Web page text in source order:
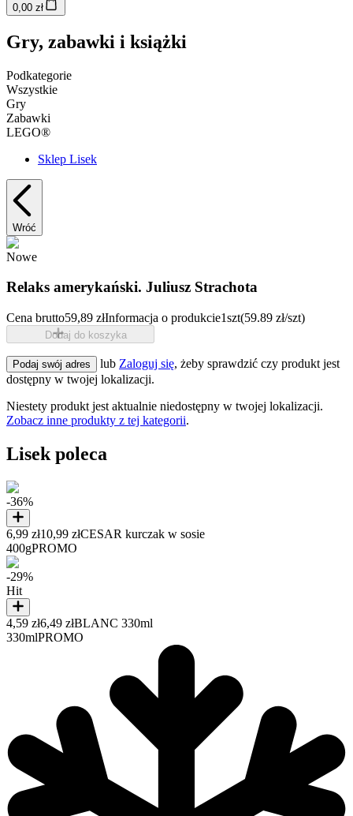
0,00 zł
Gry, zabawki i książki
Podkategorie
Wszystkie
Gry
Zabawki
LEGO®
Sklep Lisek
Wróć
Nowe
Relaks amerykański. Juliusz Strachota
Cena brutto59,89 złInformacja o produkcie1szt(59.89 zł/szt)
Dodaj do koszyka
Podaj swój adres lub Zaloguj się, żeby sprawdzić czy produkt jest
dostępny w twojej lokalizacji.
Niestety produkt jest aktualnie niedostępny w twojej lokalizacji.
Zobacz inne produkty z tej kategorii.
Lisek poleca
-36%
6,99 zł10,99 złCESAR kurczak w sosie
400gPROMO
-29%
Hit
4,59 zł6,49 złBLANC 330ml
330mlPROMO